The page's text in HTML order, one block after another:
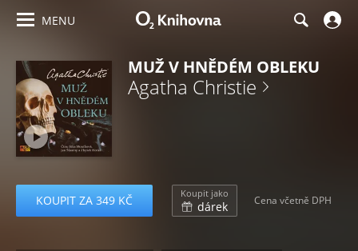
MENU
MUŽ V HNĚDÉM OBLEKU
Agatha Christie
KOUPIT ZA 349 KČ Koupit jako
dárek Cena včetně DPH